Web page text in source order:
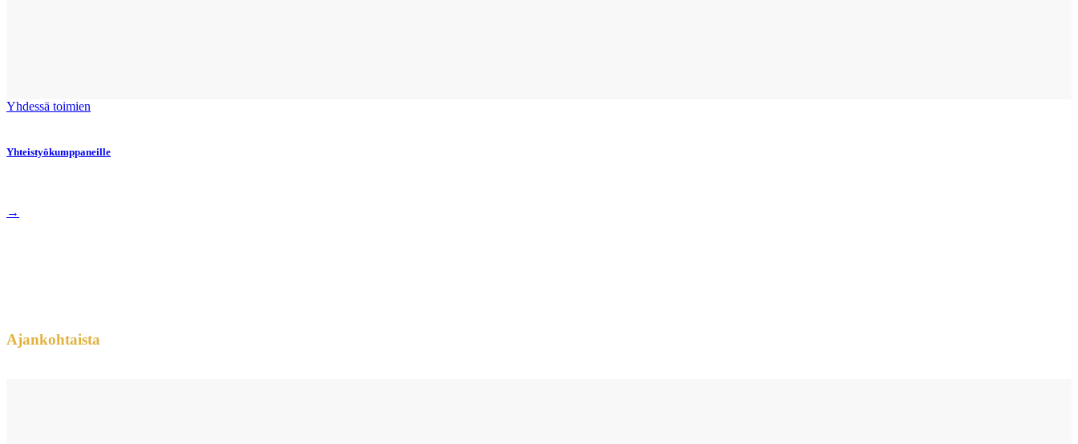
Yhdessä toimien
Yhteistyökumppaneille
→
Ajankohtaista